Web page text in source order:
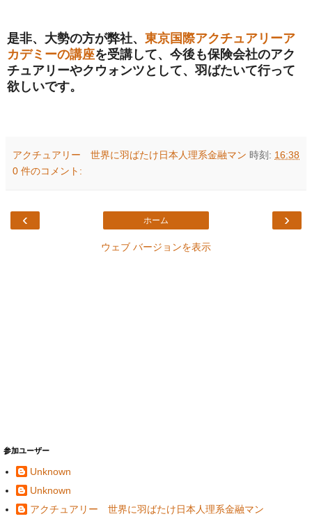
是非、大勢の方が弊社、 東京国際アクチュアリーア
カデミーの講座を受講して、今後も保険会社のアク
チュアリーやクウォンツとして、羽ばたいて行って
欲しいです。
アクチュアリー 世界に羽ばたけ日本人理系金融マン 時刻: 16:38
0 件のコメント:
‹ ›
ホーム
ウェブ バージョンを表示
参加ユーザー
Unknown
Unknown
アクチュアリー 世界に羽ばたけ日本人理系金融マン